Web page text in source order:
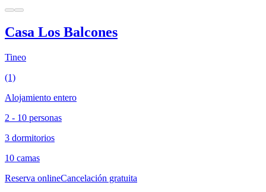
Casa Los Balcones
Tineo
(1)
Alojamiento entero
2 - 10 personas
3 dormitorios
10 camas
Reserva onlineCancelación gratuita